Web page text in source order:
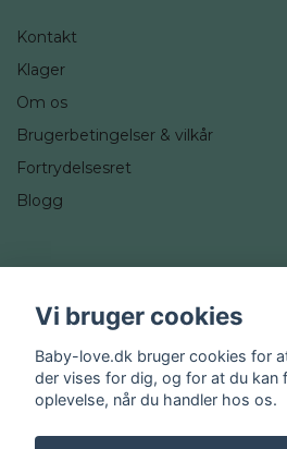
Kontakt
Klager
Om os
Brugerbetingelser & vilkår
Fortrydelsesret
Blogg
Instagram
Vi bruger cookies
Baby-love.dk bruger cookies for
der vises for dig, og for at du kan
oplevelse, når du handler hos os.